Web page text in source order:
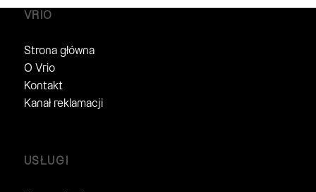
VRIO
Strona główna
O Vrio
Kontakt
Kanał reklamacji
USŁUGI